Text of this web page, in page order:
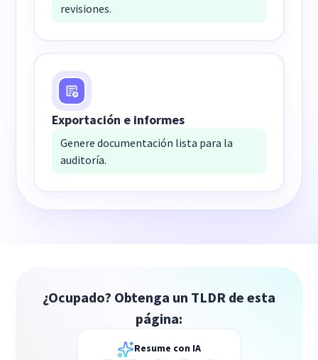
revisiones.
Exportación e informes
Genere documentación lista para la
auditoría.
¿Ocupado? Obtenga un TLDR de esta
página:
Resume con IA